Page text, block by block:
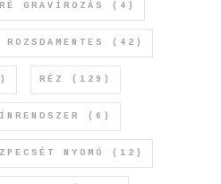
GRAVÍROZÁS (4)
ROZSDAMENTES (42)
RÉZ (129)
(6)
NYOMÓ (12)